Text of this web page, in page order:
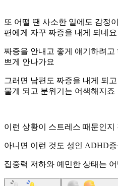
또 어떨 땐 사소한 일에도 감정
편에게 자꾸 짜증을 내게 되네요
짜증을 안내고 좋게 얘기하려고
쁘게 안나가요
그러면 남편도 짜증을 내게 되
물게 되고 분위기는 어색해지죠
이런 상황이 스트레스 때문인
아니면 이런 것도 성인 ADHD
집중력 저하와 예민한 상태는